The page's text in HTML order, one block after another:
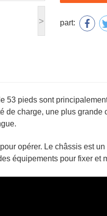
> part:
53 pieds sont
de charge, une plus grande
opérer. Le châssis est
équipements pour fixer et